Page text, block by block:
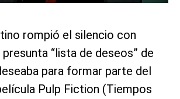
rompió el silencio con
“lista de deseos” de
para formar parte del
Pulp Fiction (Tiempos